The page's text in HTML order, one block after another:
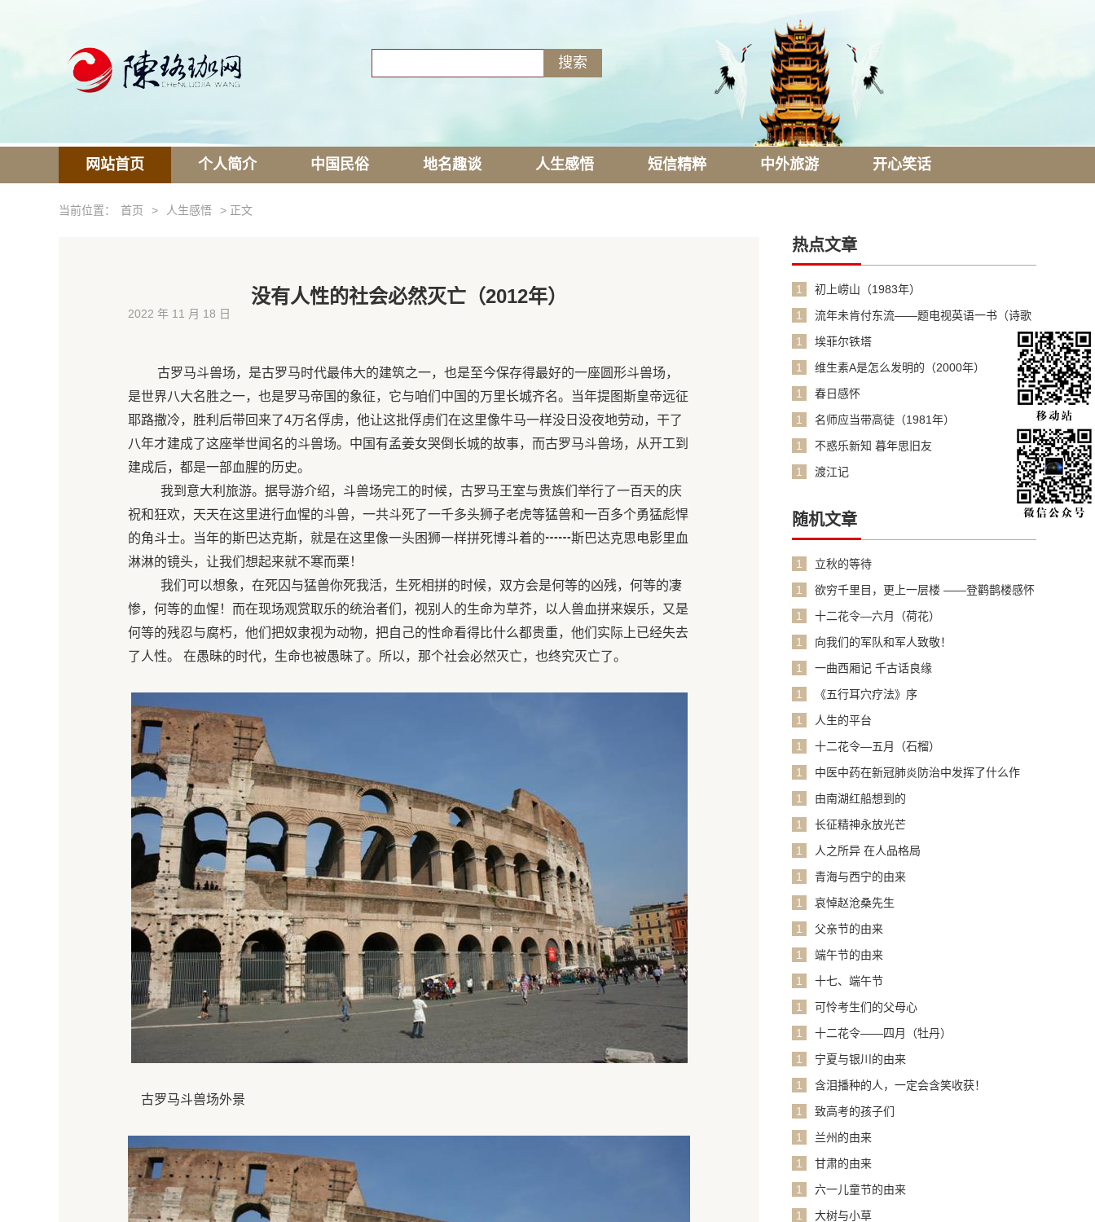
网站首页 个人简介 中国民俗 地名趣谈 人生感悟 短信精粹 中外旅游 开心笑话
当前位置： 首页 > 人生感悟 > 正文
没有人性的社会必然灭亡（2012年）
2022 年 11 月 18 日
古罗马斗兽场，是古罗马时代最伟大的建筑之一，也是至今保存得最好的一座圆形斗兽场，
是世界八大名胜之一，也是罗马帝国的象征，它与咱们中国的万里长城齐名。当年提图斯皇帝远征
耶路撒冷，胜利后带回来了4万名俘虏，他让这批俘虏们在这里像牛马一样没日没夜地劳动，干了
八年才建成了这座举世闻名的斗兽场。中国有孟姜女哭倒长城的故事，而古罗马斗兽场，从开工到
建成后，都是一部血腥的历史。
我到意大利旅游。据导游介绍，斗兽场完工的时候，古罗马王室与贵族们举行了一百天的庆
祝和狂欢，天天在这里进行血惺的斗兽，一共斗死了一千多头狮子老虎等猛兽和一百多个勇猛彪悍
的角斗士。当年的斯巴达克斯，就是在这里像一头困狮一样拼死博斗着的┅┅斯巴达克思电影里血
淋淋的镜头，让我们想起来就不寒而栗！
我们可以想象，在死囚与猛兽你死我活，生死相拼的时候，双方会是何等的凶残，何等的凄
惨，何等的血惺！而在现场观赏取乐的统治者们，视别人的生命为草芥，以人兽血拼来娱乐，又是
何等的残忍与腐朽，他们把奴隶视为动物，把自己的性命看得比什么都贵重，他们实际上已经失去
了人性。 在愚昧的时代，生命也被愚昧了。所以，那个社会必然灭亡，也终究灭亡了。
古罗马斗兽场外景
热点文章
1
初上崂山（1983年）
1
流年未肯付东流——题电视英语一书（诗歌
1
埃菲尔铁塔
1
维生素A是怎么发明的（2000年）
1
春日感怀
1
名师应当带高徒（1981年）
1
不惑乐新知 暮年思旧友
1
渡江记
随机文章
1
立秋的等待
1
欲穷千里目，更上一层楼 ——登鹳鹊楼感怀
1
十二花令—六月（荷花）
1
向我们的军队和军人致敬！
1
一曲西厢记 千古话良缘
1
《五行耳穴疗法》序
1
人生的平台
1
十二花令—五月（石榴）
1
中医中药在新冠肺炎防治中发挥了什么作
1
由南湖红船想到的
1
长征精神永放光芒
1
人之所异 在人品格局
1
青海与西宁的由来
1
哀悼赵沧桑先生
1
父亲节的由来
1
端午节的由来
1
十七、端午节
1
可怜考生们的父母心
1
十二花令——四月（牡丹）
1
宁夏与银川的由来
1
含泪播种的人，一定会含笑收获！
1
致高考的孩子们
1
兰州的由来
1
甘肃的由来
1
六一儿童节的由来
1
大树与小草